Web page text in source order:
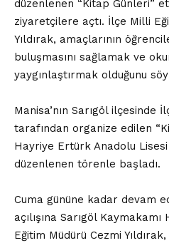
düzenlenen “Kitap Günleri”
ziyaretçilere açtı. İlçe Milli
Yıldırak, amaçlarının
buluşmasını sağlamak ve
yaygınlaştırmak olduğunu
Manisa’nın Sarıgöl ilçesinde
tarafından organize edilen
Hayriye Ertürk Anadolu Lisesi
düzenlenen törenle başladı.
Cuma gününe kadar devam
açılışına Sarıgöl
Eğitim Müdürü Cezmi